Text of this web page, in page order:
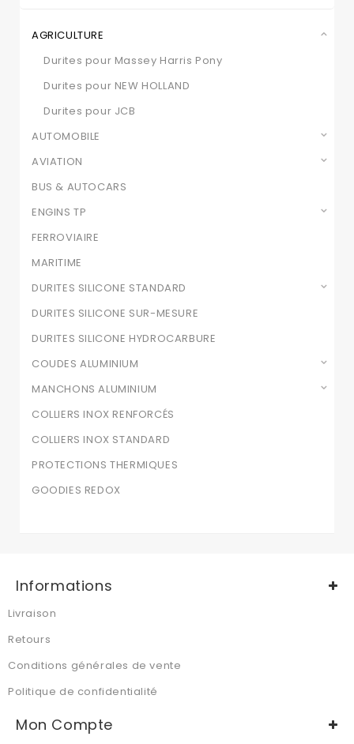
AGRICULTURE
Durites pour Massey Harris Pony
Durites pour NEW HOLLAND
Durites pour JCB
AUTOMOBILE
AVIATION
BUS & AUTOCARS
ENGINS TP
FERROVIAIRE
MARITIME
DURITES SILICONE STANDARD
DURITES SILICONE SUR-MESURE
DURITES SILICONE HYDROCARBURE
COUDES ALUMINIUM
MANCHONS ALUMINIUM
COLLIERS INOX RENFORCÉS
COLLIERS INOX STANDARD
PROTECTIONS THERMIQUES
GOODIES REDOX
Informations
Livraison
Retours
Conditions générales de vente
Politique de confidentialité
Mon Compte